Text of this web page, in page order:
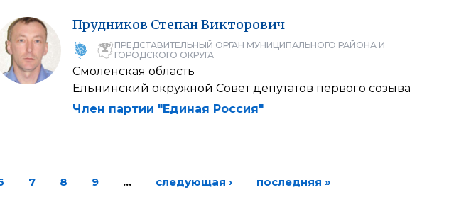
Прудников СтепанВикторович
ПРЕДСТАВИТЕЛЬНЫЙ ОРГАН МУНИЦИПАЛЬНОГО РАЙОНА И
ГОРОДСКОГО ОКРУГА
Смоленская область
Ельнинский окружной Совет депутатов первого созыва
Член партии "Единая Россия"
7 8 9 … следующая › последняя »